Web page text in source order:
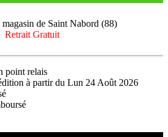
de Saint Nabord (88)
Retrait Gratuit
point relais
à partir du Lun 24 Août 2026